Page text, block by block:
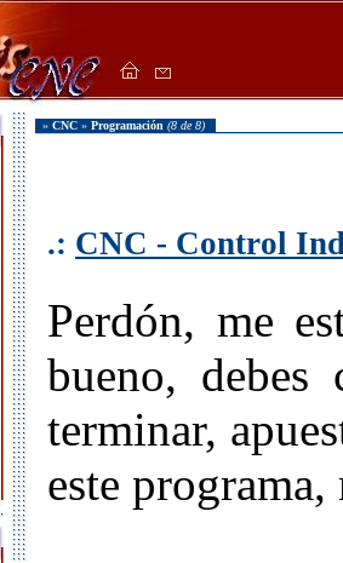
» CNC » Programación (8 de 8)
.: CNC - Control
Perdón, me
bueno, debes
terminar,
este